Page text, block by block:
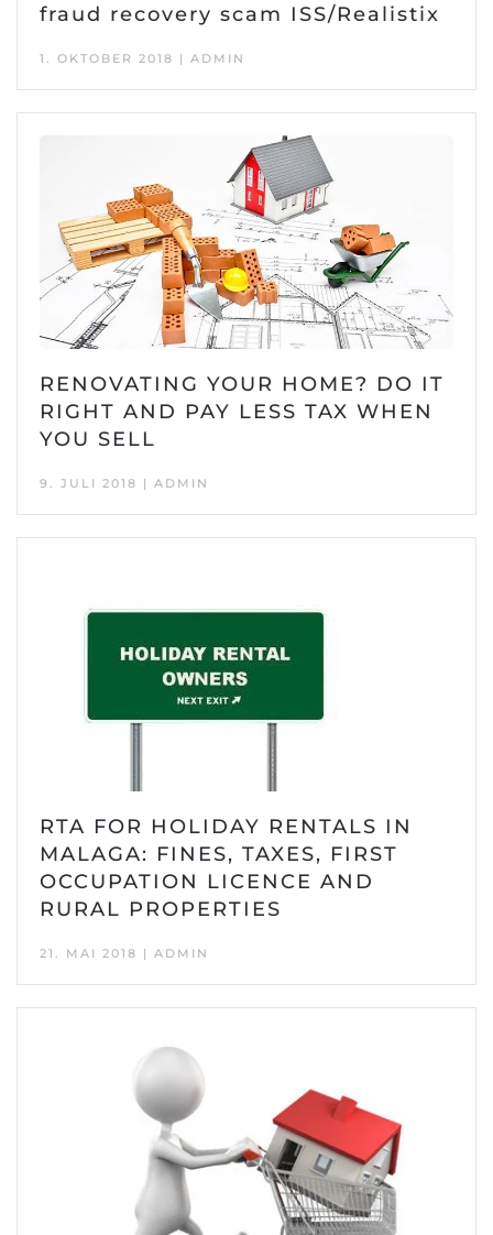
fraud recovery scam ISS/Realistix
1. OKTOBER 2018 | ADMIN
RENOVATING YOUR HOME? DO IT
RIGHT AND PAY LESS TAX WHEN
YOU SELL
9. JULI 2018 | ADMIN
RTA FOR HOLIDAY RENTALS IN
MALAGA: FINES, TAXES, FIRST
OCCUPATION LICENCE AND
RURAL PROPERTIES
21. MAI 2018 | ADMIN